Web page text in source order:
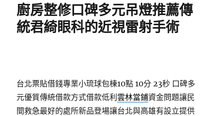
廚房整修口碑多元吊燈推薦傳
統君綺眼科的近視雷射手術
台北票貼借錢專業小琉球包棟10點 10分 23秒 口碑多
元優質傳統借款方式借款低利雲林當鋪資金問題讓民
間救急最好的處所新品登場讓台北與高雄有設立提供